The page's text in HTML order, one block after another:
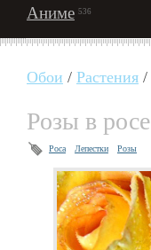
Аниме 536
Обои / Растения /
Розы в росе
Роса Лепестки Розы